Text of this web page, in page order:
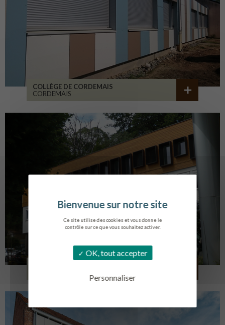
Ce site utilise des cookies et vous donne le
contrôle sur ce que vous souhaitez activer.
OK, tout accepter
Personnaliser
COLLÈGE DE CORDEMAIS
CORDEMAIS